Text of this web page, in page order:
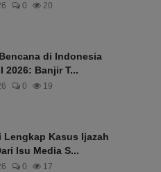
0 20
di Indonesia
2026: Banjir T...
0 19
Lengkap Kasus Ijazah
Isu Media S...
0 17